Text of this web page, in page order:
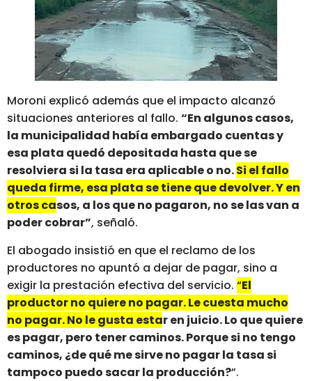
Moroni explicó además que el impacto alcanzó
situaciones anteriores al fallo. “En algunos casos,
la municipalidad había embargado cuentas y
esa plata quedó depositada hasta que se
resolviera si la tasa era aplicable o no.Si el fallo
queda firme, esa plata se tiene que devolver. Y en
otros casos, a los que no pagaron, no se las van a
poder cobrar”, señaló.
El abogado insistió en que el reclamo de los
productores no apuntó a dejar de pagar, sino a
exigir la prestación efectiva del servicio. “El
productor no quiere no pagar. Le cuesta mucho
no pagar. No le gusta estar en juicio. Lo que quiere
es pagar, pero tener caminos.Porque si no tengo
caminos, ¿de qué me sirve no pagar la tasa si
tampoco puedo sacar la producción?”.